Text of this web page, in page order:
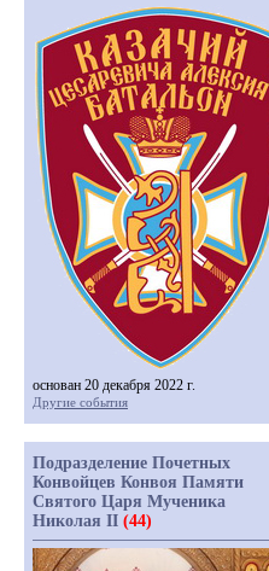
основан 20 декабря 2022 г.
Другие события
Подразделение Почетных
Конвойцев Конвоя Памяти
Святого Царя Мученика
Николая II (44)